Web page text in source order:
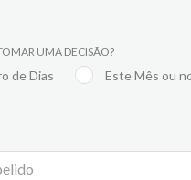
UMA DECISÃO?
de Dias
Este Mês ou